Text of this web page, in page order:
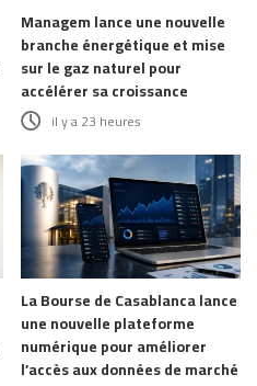
Managem lance une nouvelle
branche énergétique et mise
sur le gaz naturel pour
accélérer sa croissance
il y a 23 heures
La Bourse de Casablanca lance
une nouvelle plateforme
numérique pour améliorer
l’accès aux données de marché